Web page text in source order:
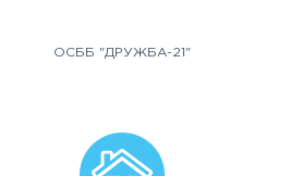
ОСББ "ДРУЖБА-21"